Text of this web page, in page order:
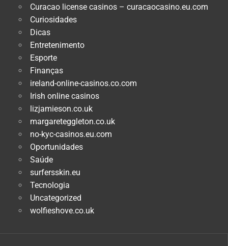
Curacao license casinos – curacaocasino.eu.com
Curiosidades
Dicas
Entretenimento
Esporte
Finanças
ireland-online-casinos.co.com
Irish online casinos
lizjamieson.co.uk
margareteggleton.co.uk
no-kyc-casinos.eu.com
Oportunidades
Saúde
surfersskin.eu
Tecnologia
Uncategorized
wolfieshove.co.uk